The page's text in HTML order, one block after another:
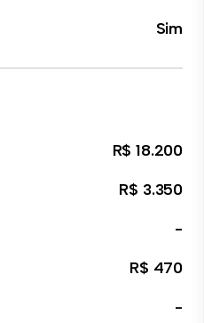
Sim
R$ 18.200
R$ 3.350
-
R$ 470
-